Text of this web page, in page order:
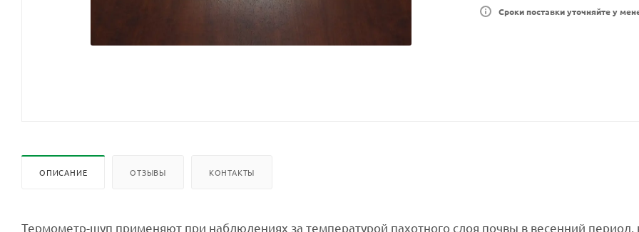
Сроки поставки уточняйте у
ОПИСАНИЕ ОТЗЫВЫ КОНТАКТЫ
Термометр-щуп применяют при наблюдениях за температурой пахотного слоя почвы в весенний период,